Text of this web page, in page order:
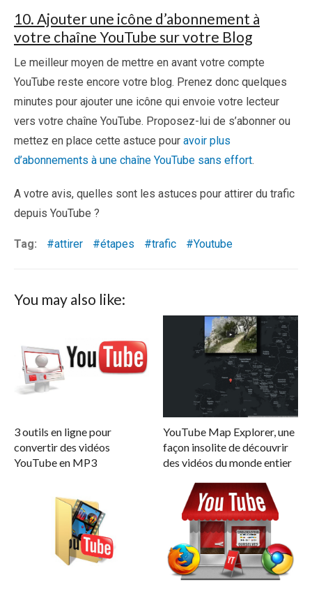
10. Ajouter une icône d’abonnement à
votre chaîne YouTube sur votre Blog
Le meilleur moyen de mettre en avant votre compte
YouTube reste encore votre blog. Prenez donc quelques
minutes pour ajouter une icône qui envoie votre lecteur
vers votre chaîne YouTube. Proposez-lui de s’abonner ou
mettez en place cette astuce pour avoir plus
d’abonnements à une chaîne YouTube sans effort.
A votre avis, quelles sont les astuces pour attirer du trafic
depuis YouTube ?
Tag: attirer étapes trafic Youtube
You may also like:
3 outils en ligne pour
convertir des vidéos
YouTube en MP3
YouTube Map Explorer, une
façon insolite de découvrir
des vidéos du monde entier